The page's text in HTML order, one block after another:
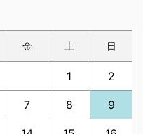
金 土 日
1 2
7 8 9